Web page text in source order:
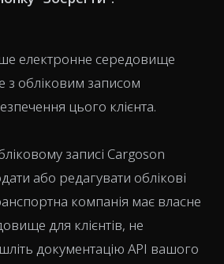
електронне середовище
з обліковим записом
цього клієнта.
записі Cargoson
або редагувати облікові
компанія має власне
для клієнтів, не
документацію API вашого